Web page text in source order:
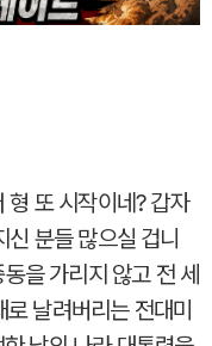
형 또 시작이네? 갑자
분들 많으실 겁니
을 가리지 않고 전 세
날려버리는 전대미